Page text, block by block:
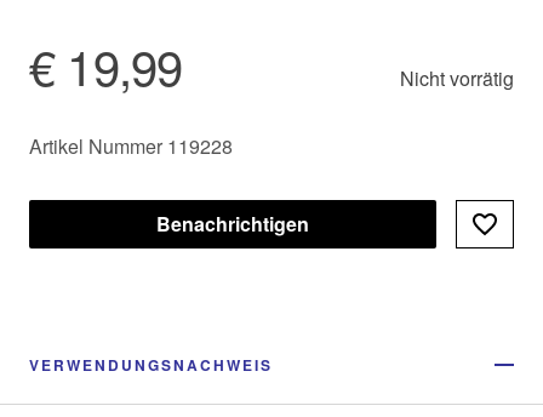
€ 19,99 Nicht vorrätig
Artikel Nummer 119228
Benachrichtigen
VERWENDUNGSNACHWEIS